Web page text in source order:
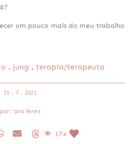
um pouco mais do meu trabalho
. jung . terapia/terapeuta
31 . 7 . 2021
por: ana feres
174